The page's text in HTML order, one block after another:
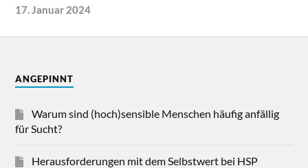
17. Januar 2024
ANGEPINNT
Warum sind (hoch)sensible Menschen häufig anfällig
für Sucht?
Herausforderungen mit dem Selbstwert bei HSP